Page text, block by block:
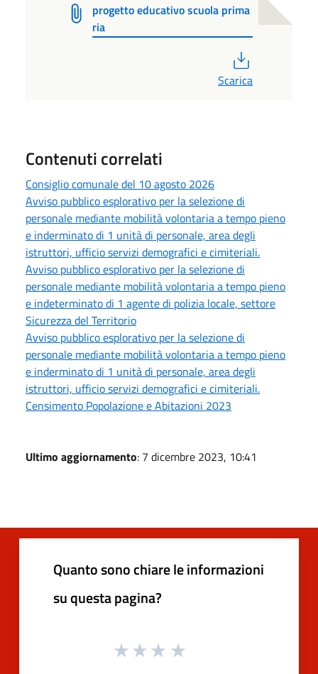
progetto educativo scuola prima
ria
Scarica
Contenuti correlati
Consiglio comunale del 10 agosto 2026
Avviso pubblico esplorativo per la selezione di
personale mediante mobilità volontaria a tempo pieno
e inderminato di 1 unità di personale, area degli
istruttori, ufficio servizi demografici e cimiteriali.
Avviso pubblico esplorativo per la selezione di
personale mediante mobilità volontaria a tempo pieno
e indeterminato di 1 agente di polizia locale, settore
Sicurezza del Territorio
Avviso pubblico esplorativo per la selezione di
personale mediante mobilità volontaria a tempo pieno
e inderminato di 1 unità di personale, area degli
istruttori, ufficio servizi demografici e cimiteriali.
Censimento Popolazione e Abitazioni 2023
Ultimo aggiornamento: 7 dicembre 2023, 10:41
Quanto sono chiare le informazioni
su questa pagina?